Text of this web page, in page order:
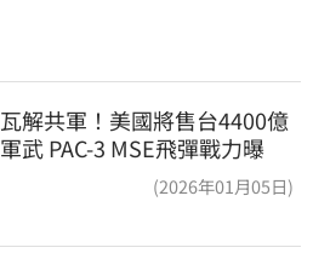
瓦解共軍！美國將售台4400億
軍武 PAC-3 MSE飛彈戰力曝
(2026年01月05日)